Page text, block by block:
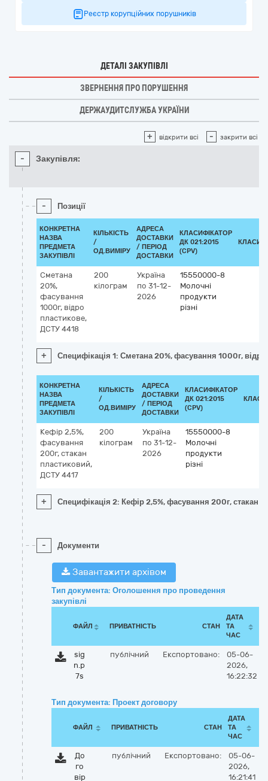
Реєстр корупційних порушників
ДЕТАЛІ ЗАКУПІВЛІ
ЗВЕРНЕННЯ ПРО ПОРУШЕННЯ
ДЕРЖАУДИТСЛУЖБА УКРАЇНИ
+ відкрити всі - закрити всі
- Закупівля:
- Позиції
КОНКРЕТНА
НАЗВА
ПРЕДМЕТА
ЗАКУПІВЛІ
КІЛЬКІСТЬ
/
ОД.ВИМІРУ
АДРЕСА
ДОСТАВКИ
/ ПЕРІОД
ДОСТАВКИ
КЛАСИФІКАТОР
ДК 021:2015
(CPV)
Сметана
20%,
фасування
1000г, відро
пластикове,
ДСТУ 4418
200
кілограм
Україна
по 31-12-
2026
15550000-8
Молочні
продукти
різні
+ Специфікація 1: Сметана 20%, фасування 1000г,
КОНКРЕТНА
НАЗВА
ПРЕДМЕТА
ЗАКУПІВЛІ
КІЛЬКІСТЬ
/
ОД.ВИМІРУ
АДРЕСА
ДОСТАВКИ
/ ПЕРІОД
ДОСТАВКИ
КЛАСИФІКАТОР
ДК 021:2015
(CPV)
Кефір 2,5%,
фасування
200г, стакан
пластиковий,
ДСТУ 4417
200
кілограм
Україна
по 31-12-
2026
15550000-8
Молочні
продукти
різні
+ Специфікація 2: Кефір 2,5%, фасування 200г, стакан
- Документи
Завантажити архівом
Тип документа: Оголошення про проведення
закупівлі
ФАЙЛ ПРИВАТНІСТЬ СТАН
ДАТА
ТА
ЧАС
sig
n.p
7s
публічний Експортовано:
05-06-
2026,
16:22:32
Тип документа: Проект договору
ФАЙЛ ПРИВАТНІСТЬ СТАН
ДАТА
ТА
ЧАС
До
го
вір
публічний Експортовано:
05-06-
2026,
16:21:41